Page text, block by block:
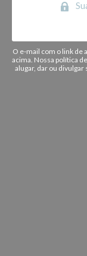
O e-mail com o link de
acima. Nossa política
alugar, dar ou